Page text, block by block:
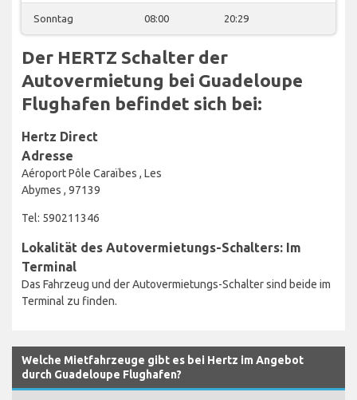
Sonntag 08:00 20:29
Der HERTZ Schalter der
Autovermietung bei Guadeloupe
Flughafen befindet sich bei:
Hertz Direct
Adresse
Aéroport Pôle Caraïbes , Les
Abymes , 97139
Tel: 590211346
Lokalität des Autovermietungs-Schalters: Im
Terminal
Das Fahrzeug und der Autovermietungs-Schalter sind beide im
Terminal zu finden.
Welche Mietfahrzeuge gibt es bei Hertz im Angebot
durch Guadeloupe Flughafen?